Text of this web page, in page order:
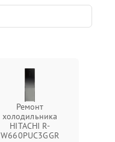
Ремонт
холодильника
HITACHI R-
W660PUC3GGR